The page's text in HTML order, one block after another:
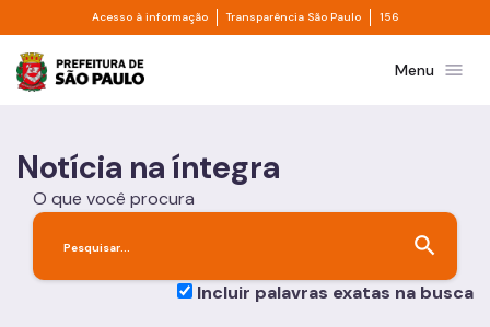
Pular para o Conteúdo principal
Acesso à informação Divisor de acesso à informação
Transparência São Paulo Divisor de
156
Prefeitura de São PauloMenu menu
Notícia na íntegra
O que você procura
search
Incluir palavras exatas na busca